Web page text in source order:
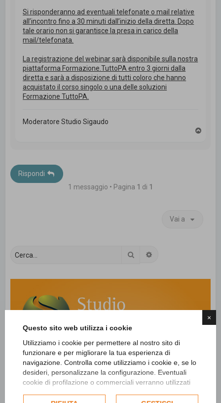
×
Questo sito web utilizza i cookie
Utilizziamo i cookie per permettere al nostro sito di
funzionare e per migliorare la tua esperienza di
navigazione. Controlla come utilizziamo i cookie e, se lo
desideri, personalizzane la configurazione. Eventuali
cookie di profilazione o commerciali verranno utilizzati
Si risponderanno ad eventuali telefonate o mail relative
all’incontro fino a 30 minuti dall’inizio della diretta. Dopo
tale orario non si garantisce la presa in carico della
mail/telefonata.
La registrazione del webinar sarà disponibile sulla nostra
piattaforma Formazione.TuttoPA entro 3 giorni dalla
diretta e sarà a disposizione di tutti coloro che hanno
acquistato il corso singolo o una delle soluzioni
Formazione TuttoPA.
Moderatore Studio Sigaudo
Rispondi
1 messaggio • Pagina 1 di 1
Vai a
Cerca